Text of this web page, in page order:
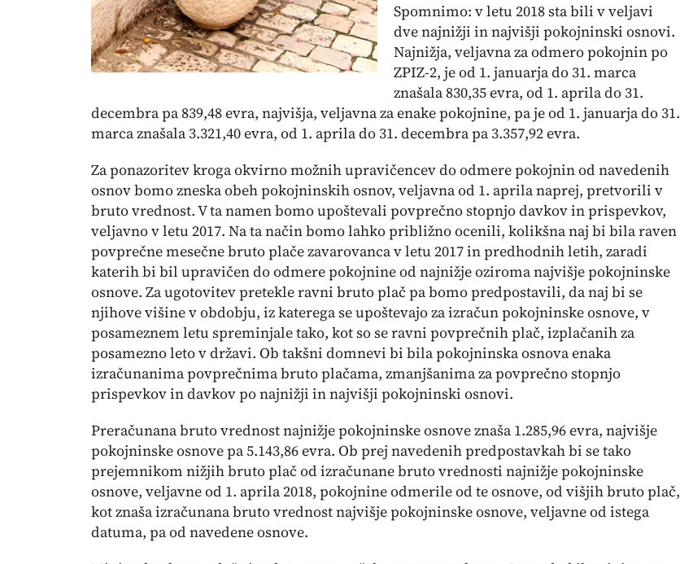
Spomnimo: v letu 2018 sta bili v veljavi
dve najnižji in najvišji pokojninski osnovi.
Najnižja, veljavna za odmero pokojnin po
ZPIZ-2, je od 1. januarja do 31. marca
znašala 830,35 evra, od 1. aprila do 31.
decembra pa 839,48 evra, najvišja, veljavna za enake pokojnine, pa je od 1. januarja do 31.
marca znašala 3.321,40 evra, od 1. aprila do 31. decembra pa 3.357,92 evra.
Za ponazoritev kroga okvirno možnih upravičencev do odmere pokojnin od navedenih
osnov bomo zneska obeh pokojninskih osnov, veljavna od 1. aprila naprej, pretvorili v
bruto vrednost. V ta namen bomo upoštevali povprečno stopnjo davkov in prispevkov,
veljavno v letu 2017. Na ta način bomo lahko približno ocenili, kolikšna naj bi bila raven
povprečne mesečne bruto plače zavarovanca v letu 2017 in predhodnih letih, zaradi
katerih bi bil upravičen do odmere pokojnine od najnižje oziroma najvišje pokojninske
osnove. Za ugotovitev pretekle ravni bruto plač pa bomo predpostavili, da naj bi se
njihove višine v obdobju, iz katerega se upoštevajo za izračun pokojninske osnove, v
posameznem letu spreminjale tako, kot so se ravni povprečnih plač, izplačanih za
posamezno leto v državi. Ob takšni domnevi bi bila pokojninska osnova enaka
izračunanima povprečnima bruto plačama, zmanjšanima za povprečno stopnjo
prispevkov in davkov po najnižji in najvišji pokojninski osnovi.
Preračunana bruto vrednost najnižje pokojninske osnove znaša 1.285,96 evra, najvišje
pokojninske osnove pa 5.143,86 evra. Ob prej navedenih predpostavkah bi se tako
prejemnikom nižjih bruto plač od izračunane bruto vrednosti najnižje pokojninske
osnove, veljavne od 1. aprila 2018, pokojnine odmerile od te osnove, od višjih bruto plač,
kot znaša izračunana bruto vrednost najvišje pokojninske osnove, veljavne od istega
datuma, pa od navedene osnove.